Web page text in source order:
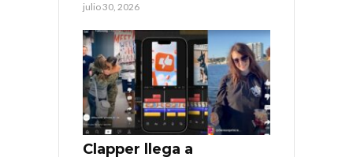
julio 30, 2026
Clapper llega a